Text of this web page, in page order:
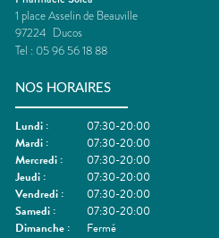
1 place Asselin de Beauville
97224 Ducos
Tel : 05 96 56 18 88
NOS HORAIRES
Lundi :
07:30-20:00
Mardi :
07:30-20:00
Mercredi :
07:30-20:00
Jeudi :
07:30-20:00
Vendredi :
07:30-20:00
Samedi :
07:30-20:00
Dimanche : Fermé